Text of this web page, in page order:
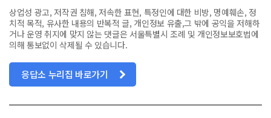
상업성 광고, 저작권 침해, 저속한 표현, 특정인에 대한 비방, 명예훼손, 정
치적 목적, 유사한 내용의 반복적 글, 개인정보 유출,그 밖에 공익을 저해하
거나 운영 취지에 맞지 않는 댓글은 서울특별시 조례 및 개인정보보호법에
의해 통보없이 삭제될 수 있습니다.
응답소 누리집 바로가기